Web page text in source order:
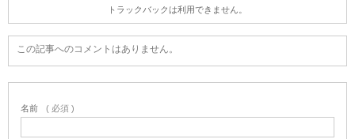
トラックバックは利用できません。
この記事へのコメントはありません。
名前 ( 必須 )